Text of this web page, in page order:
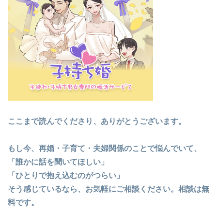
ここまで読んでくださり、ありがとうございます。
もし今、再婚・子育て・夫婦関係のことで悩んでいて、
「誰かに話を聞いてほしい」
「ひとりで抱え込むのがつらい」
そう感じているなら、お気軽にご相談ください。相談は無
料です。